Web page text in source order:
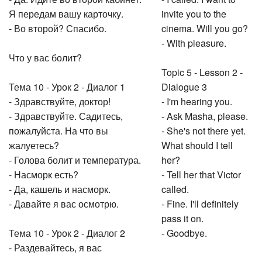
Я передам вашу карточку.
- Во второй? Спасибо.
Что у вас болит?
Тема 10 - Урок 2 - Диалог 1
- Здравствуйте, доктор!
- Здравствуйте. Садитесь,
пожалуйста. На что вы
жалуетесь?
- Голова болит и температура.
- Насморк есть?
- Да, кашель и насморк.
- Давайте я вас осмотрю.
Тема 10 - Урок 2 - Диалог 2
- Раздевайтесь, я вас
invite you to the
cinema. Will you go?
- With pleasure.
Topic 5 - Lesson 2 -
Dialogue 3
- I'm hearing you.
- Ask Masha, please.
- She's not there yet.
What should I tell
her?
- Tell her that Victor
called.
- Fine. I'll definitely
pass it on.
- Goodbye.